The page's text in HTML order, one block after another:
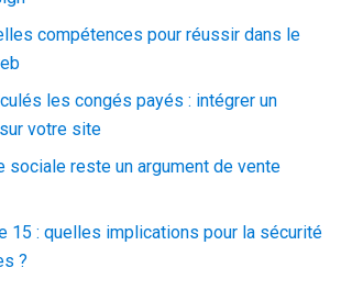
compétences pour réussir dans le
les congés payés : intégrer un
votre site
sociale reste un argument de vente
15 : quelles implications pour la sécurité
?